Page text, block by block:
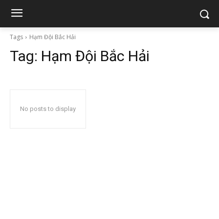
Tags Hạm Đội Bắc Hải
Tag: Hạm Đội Bắc Hải
No posts to display